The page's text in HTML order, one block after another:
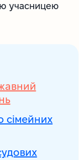
учасницею
сімейних